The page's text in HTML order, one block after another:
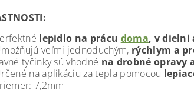
lepidlo na prácu doma, v dielni
veľmi jednoduchým, rýchlym a
tyčinky sú vhodné na drobné opravy
na aplikáciu za tepla pomocou
7,2mm